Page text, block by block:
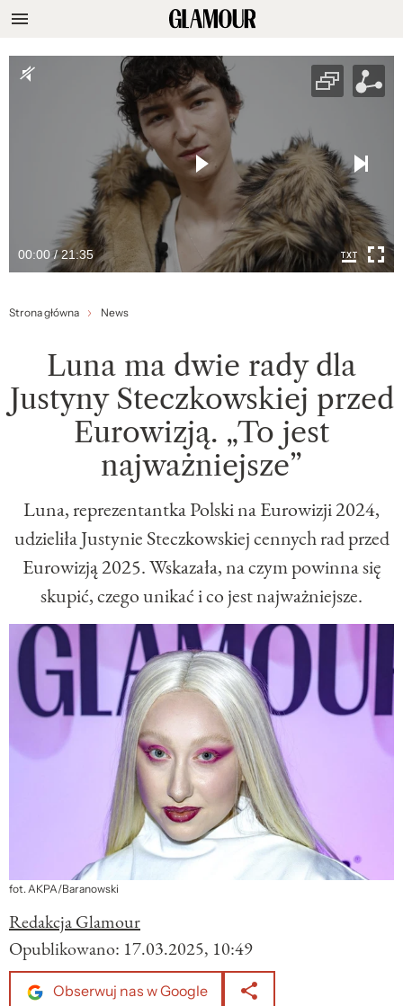
00:00 / 21:35
Strona główna News
Luna ma dwie rady dla
Justyny Steczkowskiej przed
Eurowizją. „To jest
najważniejsze”
Luna, reprezentantka Polski na Eurowizji 2024,
udzieliła Justynie Steczkowskiej cennych rad przed
Eurowizją 2025. Wskazała, na czym powinna się
skupić, czego unikać i co jest najważniejsze.
fot. AKPA/Baranowski
Redakcja Glamour
Opublikowano: 17.03.2025, 10:49
Obserwuj nas w Google